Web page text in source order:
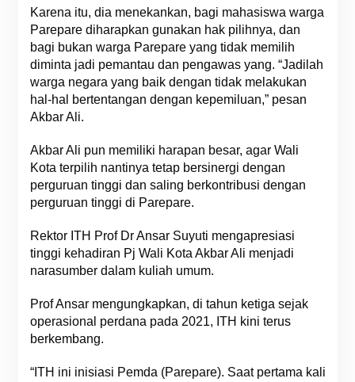
Karena itu, dia menekankan, bagi mahasiswa warga
Parepare diharapkan gunakan hak pilihnya, dan
bagi bukan warga Parepare yang tidak memilih
diminta jadi pemantau dan pengawas yang. “Jadilah
warga negara yang baik dengan tidak melakukan
hal-hal bertentangan dengan kepemiluan,” pesan
Akbar Ali.
Akbar Ali pun memiliki harapan besar, agar Wali
Kota terpilih nantinya tetap bersinergi dengan
perguruan tinggi dan saling berkontribusi dengan
perguruan tinggi di Parepare.
Rektor ITH Prof Dr Ansar Suyuti mengapresiasi
tinggi kehadiran Pj Wali Kota Akbar Ali menjadi
narasumber dalam kuliah umum.
Prof Ansar mengungkapkan, di tahun ketiga sejak
operasional perdana pada 2021, ITH kini terus
berkembang.
“ITH ini inisiasi Pemda (Parepare). Saat pertama kali